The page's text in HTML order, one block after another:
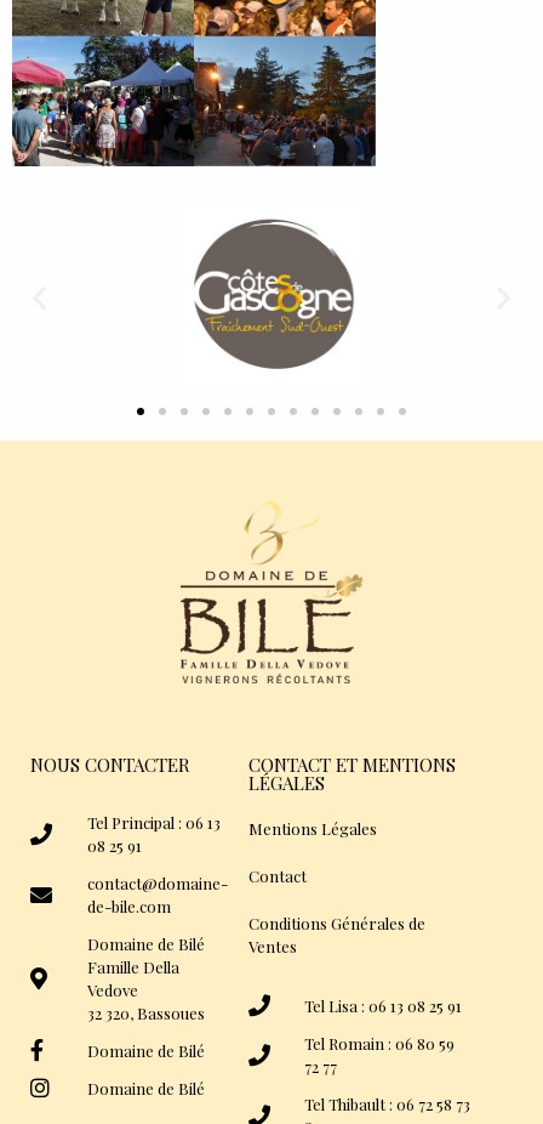
NOUS CONTACTER
Tel Principal : 06 13
08 25 91
contact@domaine-
de-bile.com
Domaine de Bilé
Famille Della
Vedove
32 320, Bassoues
Domaine de Bilé
Domaine de Bilé
CONTACT ET MENTIONS
LÉGALES
Mentions Légales
Contact
Conditions Générales de
Ventes
Tel Lisa : 06 13 08 25 91
Tel Romain : 06 80 59
72 77
Tel Thibault : 06 72 58 73